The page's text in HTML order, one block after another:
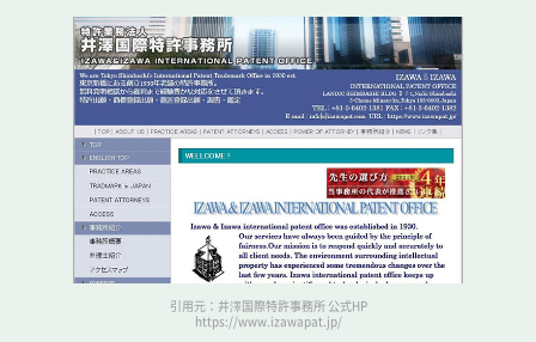
引用元：井澤国際特許事務所 公式HP
https://www.izawapat.jp/